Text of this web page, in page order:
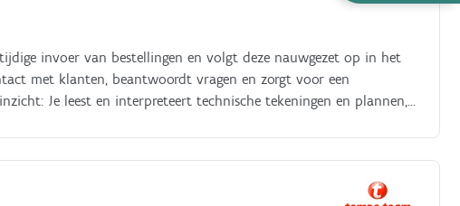
invoer van bestellingen en volgt deze nauwgezet op in het
met klanten, beantwoordt vragen en zorgt voor een
Je leest en interpreteert technische tekeningen en plannen,
gecertificeerde materialen Internationaal werken: Je past je
met klanten en partners in verschillende landen